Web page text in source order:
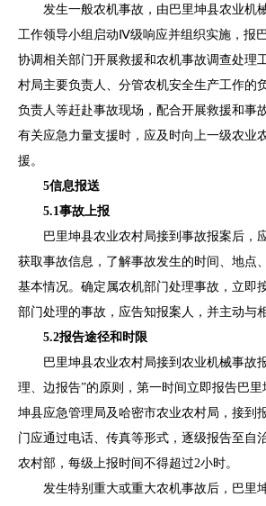
发生一般农机事故，由 巴里坤县农业机
工作领导小组启动 Ⅳ级响应并组 织实施，报
协调相关部门开展救援和农机事故调查处理工
村局主要负责人、分管农机安全生产工作的
负责人等赶赴事故现场，配合开展救援和事
有关应急力量支援时，应及时向上一级农业
援。
5信息报送
5.1事故上报
巴里坤县农业农村局接到事故报案后，
获取事故信息，了解事故发生的时间、地点
基本情况。确定属农机部门处理事故， 立即
部门处理的事故，应告知报案人，并主动与
5.2报告途径和时限
巴里坤县农业农村局接到农业机械事故
理、边报告”的原则， 第一时间立即报告巴里
坤县应急管理局及哈密市农业农村局 ， 接到
门应通过电话、传真等形式，逐级报告至 自
农村部， 每级上报时间不得超过2小时。
发生特别重大或重大农机事故后 ， 巴里